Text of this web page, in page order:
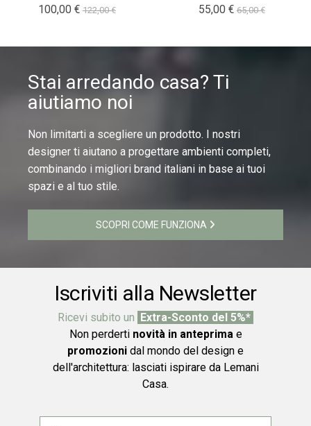
100,00 € 122,00 € 55,00 € 65,00 €
Stai arredando casa? Ti
aiutiamo noi
Non limitarti a scegliere un prodotto. I nostri
designer ti aiutano a progettare ambienti completi,
combinando i migliori brand italiani in base ai tuoi
spazi e al tuo stile.
SCOPRI COME FUNZIONA
Iscriviti alla Newsletter
Ricevi subito un
Extra-Sconto del 5%*
Non perderti novità in anteprimae
promozioni dal mondo del design e
dell'architettura: lasciati ispirare da Lemani
Casa.